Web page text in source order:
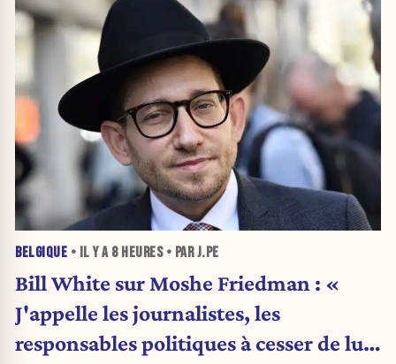
BELGIQUE • IL Y A 8 HEURES• PAR J.PE
Bill White sur Moshe Friedman : «
J'appelle les journalistes, les
responsables politiques à cesser de lui